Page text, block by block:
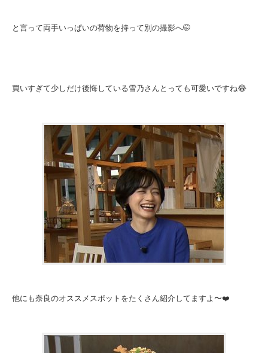
と言って両手いっぱいの荷物を持って別の撮影へ🤭
買いすぎて少しだけ後悔している雪乃さんとっても可愛いですね😂
他にも奈良のオススメスポットをたくさん紹介してますよ〜❤️